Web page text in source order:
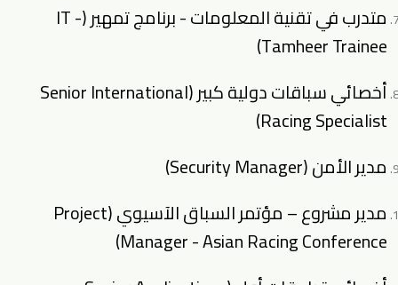
متدرب في تقنية المعلومات - برنامج تمهير (IT -
Tamheer Trainee)
أخصائي سباقات دولية كبير (Senior International
Racing Specialist)
مدير الأمن (Security Manager)
مدير مشروع – مؤتمر السباق الآسيوي (Project
Manager - Asian Racing Conference)